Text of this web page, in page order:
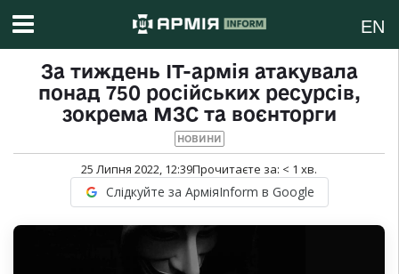
EN
За тиждень ІТ-армія атакувала
понад 750 російських ресурсів,
зокрема МЗС та воєнторги
НОВИНИ
25 Липня 2022, 12:39Прочитаєте за: < 1 хв.
Слідкуйте за АрміяInform в Google